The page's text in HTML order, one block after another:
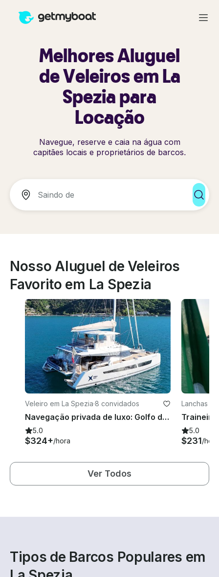
Melhores Aluguel
de Veleiros em La
Spezia para
Locação
Navegue, reserve e caia na água com
capitães locais e proprietários de barcos.
Nosso Aluguel de Veleiros
Favorito em La Spezia
Veleiro em La Spezia·8 convidados
Navegação privada de luxo: Golfo dei Poeti e Cinque Terre até Portofino
5.0
$324+/hora
Lanchas
5.0
$231/hora
Ver Todos
Tipos de Barcos Populares em